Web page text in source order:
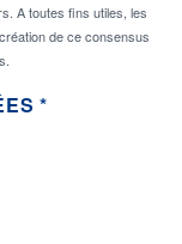
A toutes fins utiles, les
de ce consensus
*